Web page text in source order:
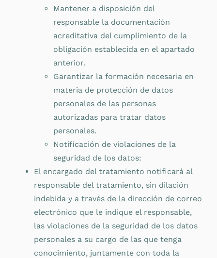
Mantener a disposición del
responsable la documentación
acreditativa del cumplimiento de la
obligación establecida en el apartado
anterior.
Garantizar la formación necesaria en
materia de protección de datos
personales de las personas
autorizadas para tratar datos
personales.
Notificación de violaciones de la
seguridad de los datos:
El encargado del tratamiento notificará al
responsable del tratamiento, sin dilación
indebida y a través de la dirección de correo
electrónico que le indique el responsable,
las violaciones de la seguridad de los datos
personales a su cargo de las que tenga
conocimiento, juntamente con toda la